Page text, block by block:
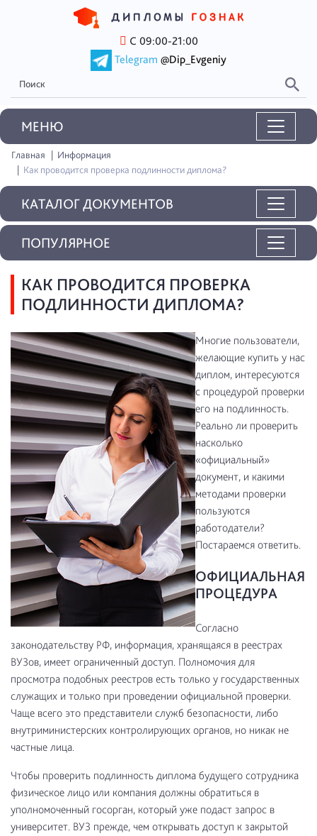
С 09:00-21:00
Telegram @Dip_Evgeniy
MEНЮ
Главная
Информация
Как проводится проверка подлинности диплома?
КАТАЛОГ ДОКУМЕНТОВ
КАК ПРОВОДИТСЯ ПРОВЕРКА
ПОДЛИННОСТИ ДИПЛОМА?
Многие пользователи,
желающие купить у нас
диплом, интересуются
с процедурой проверки
его на подлинность.
Реально ли проверить
насколько
«официальный»
документ, и какими
методами проверки
пользуются
работодатели?
Постараемся ответить.
ОФИЦИАЛЬНАЯ
ПРОЦЕДУРА
Согласно
законодательству РФ, информация, хранящаяся в реестрах
ВУЗов, имеет ограниченный доступ. Полномочия для
просмотра подобных реестров есть только у государственных
служащих и только при проведении официальной проверки.
Чаще всего это представители служб безопасности, либо
внутриминистерских контролирующих органов, но никак не
частные лица.
Чтобы проверить подлинность диплома будущего сотрудника
физическое лицо или компания должны обратиться в
уполномоченный госорган, который уже подаст запрос в
университет. ВУЗ прежде, чем открывать доступ к закрытой
ПОПУЛЯРНОЕ